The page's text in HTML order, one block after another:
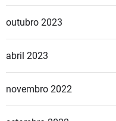
outubro 2023
abril 2023
novembro 2022